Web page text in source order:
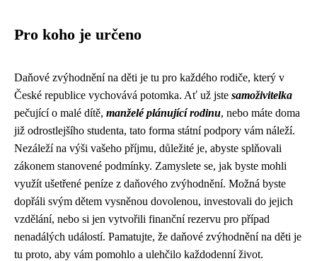
Pro koho je určeno
Daňové zvýhodnění na děti je tu pro každého rodiče, který v
České republice vychovává potomka. Ať už jste samoživitelka
pečující o malé dítě, manželé plánující rodinu, nebo máte doma
již odrostlejšího studenta, tato forma státní podpory vám náleží.
Nezáleží na výši vašeho příjmu, důležité je, abyste splňovali
zákonem stanovené podmínky. Zamyslete se, jak byste mohli
využít ušetřené peníze z daňového zvýhodnění. Možná byste
dopřáli svým dětem vysněnou dovolenou, investovali do jejich
vzdělání, nebo si jen vytvořili finanční rezervu pro případ
nenadálých událostí. Pamatujte, že daňové zvýhodnění na děti je
tu proto, aby vám pomohlo a ulehčilo každodenní život.